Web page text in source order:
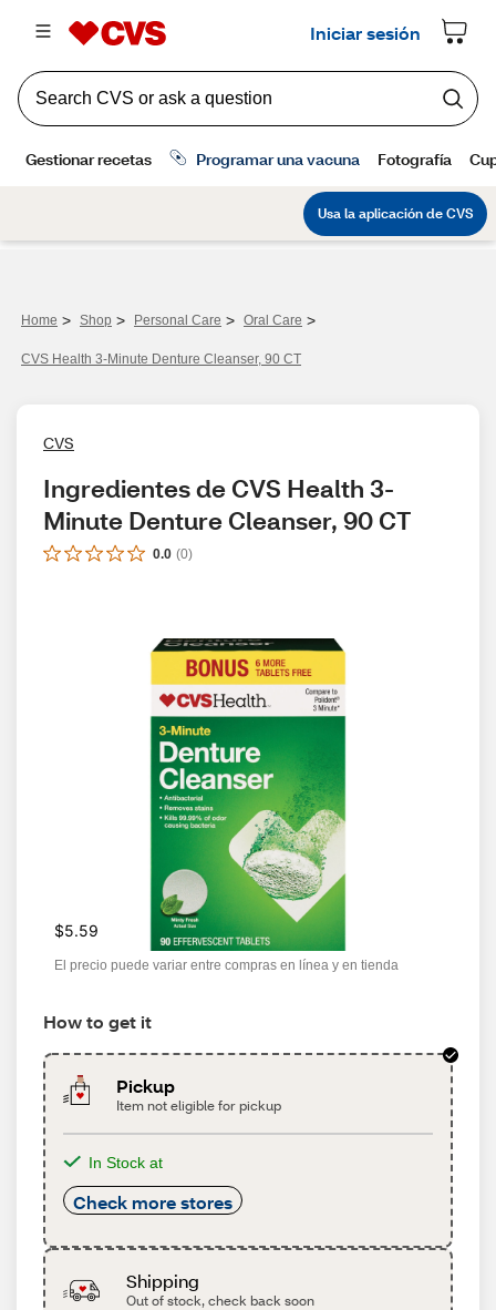
Home > Shop > Personal Care > Oral Care >
CVS Health 3-Minute Denture Cleanser, 90 CT
CVS
Ingredientes de CVS Health 3-
Minute Denture Cleanser, 90 CT
0.0 (0)
$5.59
El precio puede variar entre compras en línea y en tienda
How to get it
Pickup
Item not eligible for pickup
In Stock at
Check more stores
Shipping
Out of stock, check back soon